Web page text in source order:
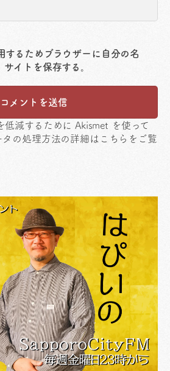
するためブラウザーに自分の名
イトを保存する。
低減するために Akismet を使って
タの処理方法の詳細はこちらをご覧